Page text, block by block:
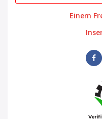
Einem